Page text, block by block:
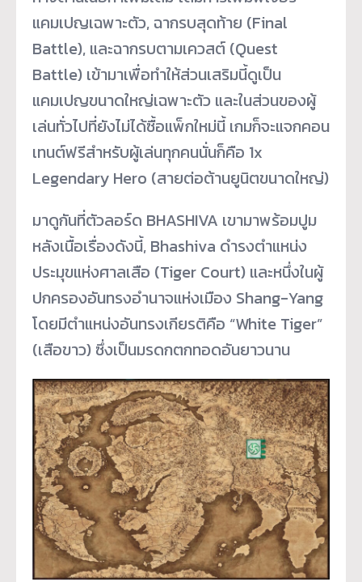
แคมเปญเฉพาะตัว, ฉากรบสุดท้าย (Final
Battle), และฉากรบตามเควสต์ (Quest
Battle) เข้ามาเพื่อทำให้ส่วนเสริมนี้ดูเป็น
แคมเปญขนาดใหญ่เฉพาะตัว และในส่วนของผู้
เล่นทั่วไปที่ยังไม่ได้ซื้อแพ็กใหม่นี้ เกมก็จะแจกคอน
เทนต์ฟรีสำหรับผู้เล่นทุกคนนั่นก็คือ 1x
Legendary Hero (สายต่อต้านยูนิตขนาดใหญ่)
มาดูกันที่ตัวลอร์ด BHASHIVA เขามาพร้อมปูม
หลังเนื้อเรื่องดังนี้, Bhashiva ดำรงตำแหน่ง
ประมุขแห่งศาลเสือ (Tiger Court) และหนึ่งในผู้
ปกครองอันทรงอำนาจแห่งเมือง Shang-Yang
โดยมีตำแหน่งอันทรงเกียรติคือ “White Tiger”
(เสือขาว) ซึ่งเป็นมรดกตกทอดอันยาวนาน